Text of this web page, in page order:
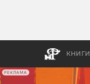
РЕКЛАМА
КНИГИ